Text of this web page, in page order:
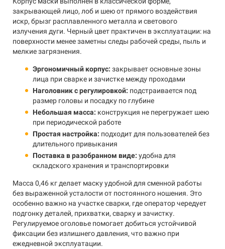
закрывающей лицо, лоб и шею от прямого воздействия
искр, брызг расплавленного металла и светового
излучения дуги. Черный цвет практичен в эксплуатации: на
поверхности менее заметны следы рабочей среды, пыль и
мелкие загрязнения.
Эргономичный корпус: закрывает основные зоны
лица при сварке и зачистке между проходами
Наголовник с регулировкой: подстраивается под
размер головы и посадку по глубине
Небольшая масса: конструкция не перегружает шею
при периодической работе
Простая настройка: подходит для пользователей без
длительного привыкания
Поставка в разобранном виде: удобна для
складского хранения и транспортировки
Масса 0,46 кг делает маску удобной для сменной работы
без выраженной усталости от постоянного ношения. Это
особенно важно на участке сварки, где оператор чередует
подгонку деталей, прихватки, сварку и зачистку.
Регулируемое оголовье помогает добиться устойчивой
фиксации без излишнего давления, что важно при
ежедневной эксплуатации.